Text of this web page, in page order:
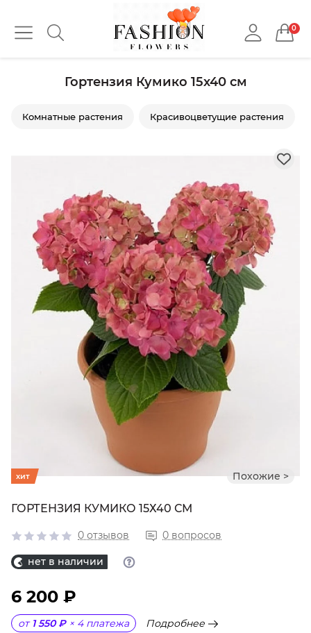
0
Гортензия Кумико 15х40 см
Комнатные растения Красивоцветущие растения
Похожие >
хит
ГОРТЕНЗИЯ КУМИКО 15Х40 СМ
0 отзывов 0 вопросов
нет в наличии
6 200 ₽
от 1 550 ₽ × 4 платежа Подробнее